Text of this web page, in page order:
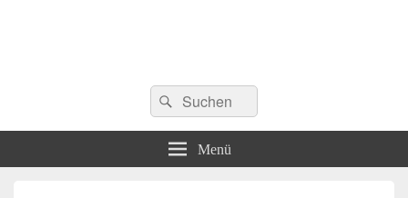
Suchen
nach:
Suchen
Menü